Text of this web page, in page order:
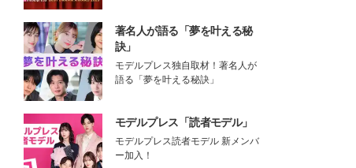
著名人が語る「夢を叶える秘
訣」
モデルプレス独自取材！著名人が
語る「夢を叶える秘訣」
モデルプレス「読者モデル」
モデルプレス読者モデル 新メンバ
ー加入！